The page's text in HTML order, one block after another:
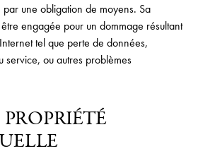
par une obligation de moyens. Sa
engagée pour un dommage résultant
tel que perte de données,
service, ou autres problèmes